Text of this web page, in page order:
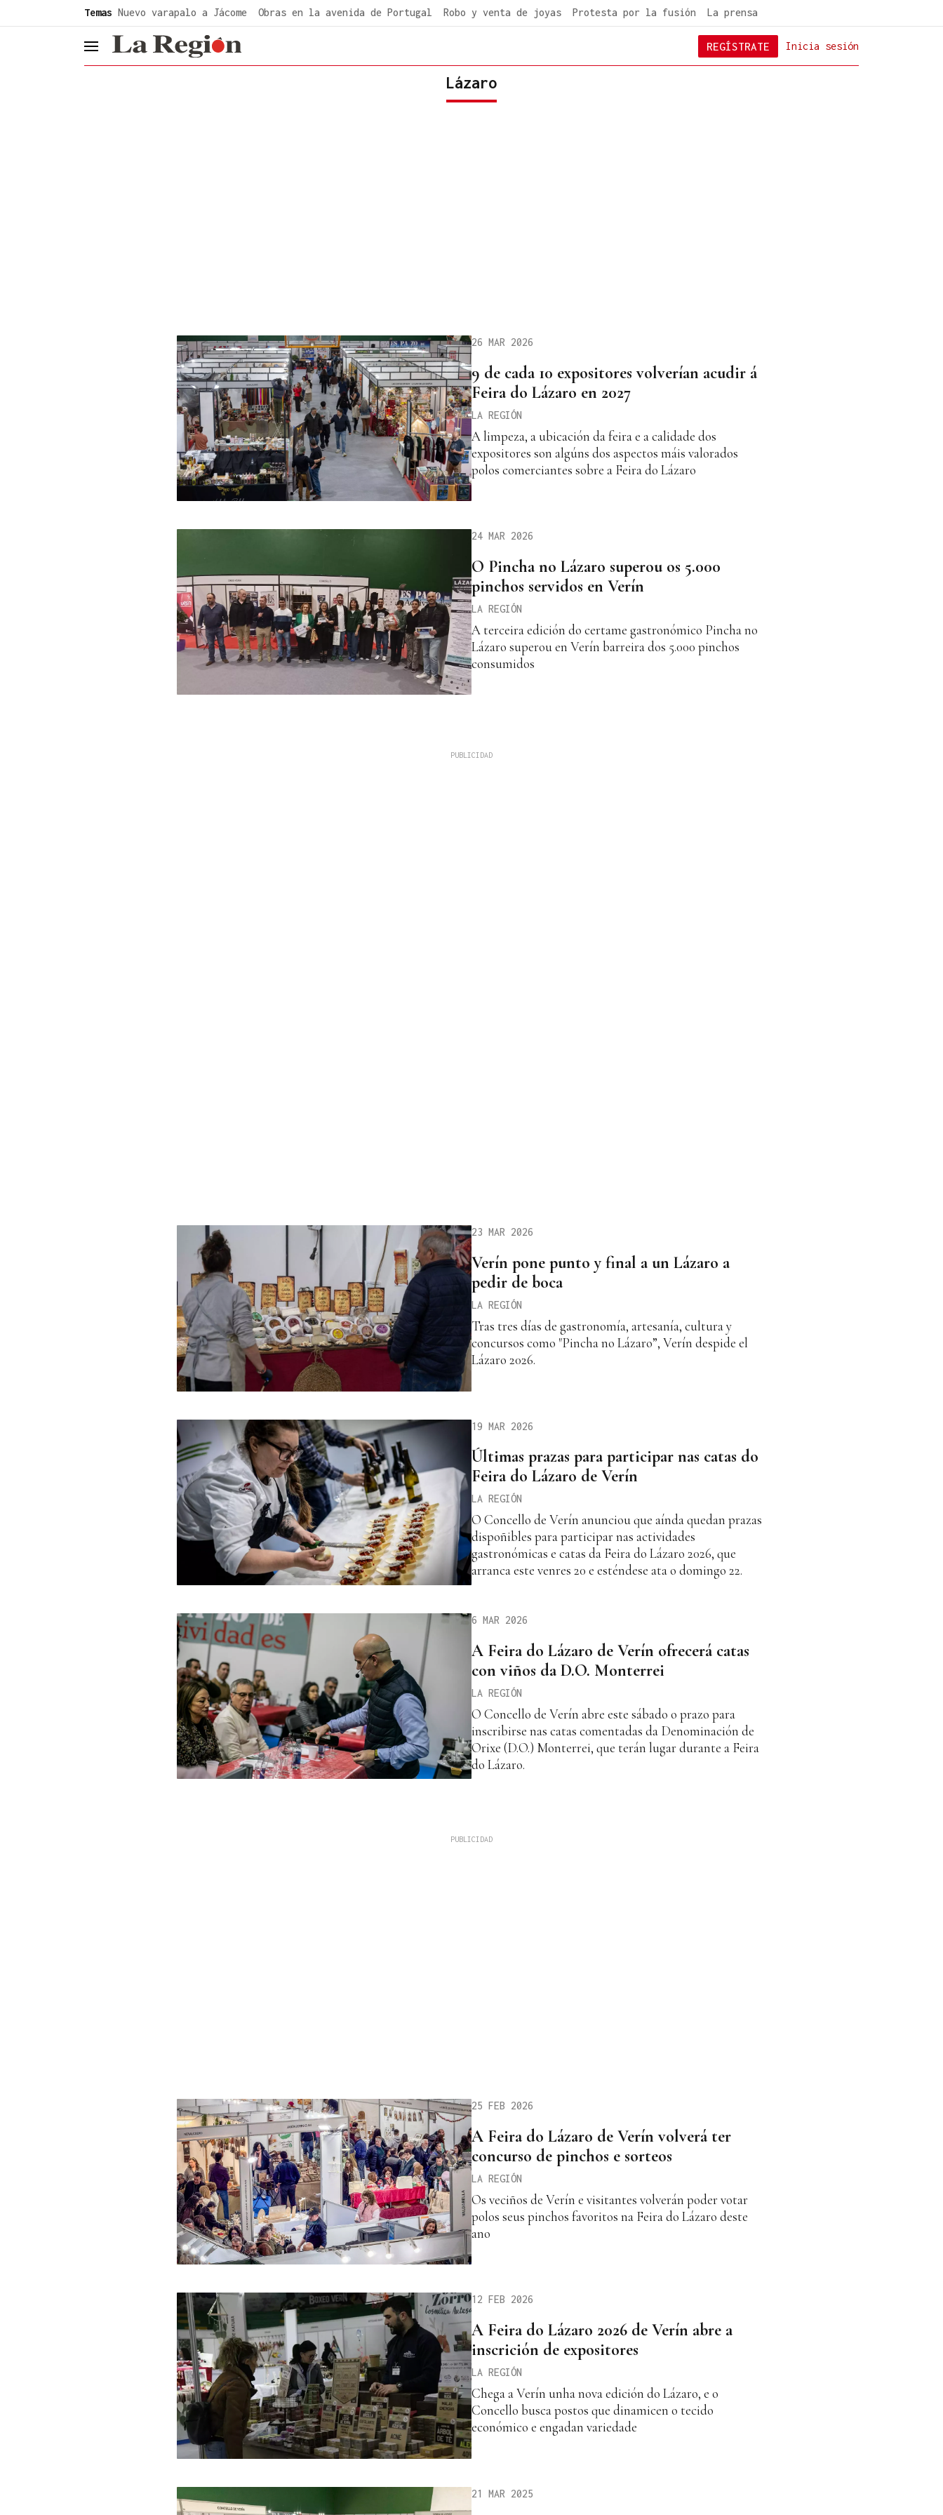
Temas Nuevo varapalo a Jácome Obras en la avenida de Portugal Robo y venta de joyas Protesta por la fusión La prensa
header.menu.open Inicia sesión
REGÍSTRATE
Lázaro
26 MAR 2026
9 de cada 10 expositores volverían acudir á
Feira do Lázaro en 2027
LA REGIÓN
A limpeza, a ubicación da feira e a calidade dos
expositores son algúns dos aspectos máis valorados
polos comerciantes sobre a Feira do Lázaro
24 MAR 2026
O Pincha no Lázaro superou os 5.000
pinchos servidos en Verín
LA REGIÓN
A terceira edición do certame gastronómico Pincha no
Lázaro superou en Verín barreira dos 5.000 pinchos
consumidos
23 MAR 2026
Verín pone punto y final a un Lázaro a
pedir de boca
LA REGIÓN
Tras tres días de gastronomía, artesanía, cultura y
concursos como "Pincha no Lázaro”, Verín despide el
Lázaro 2026.
19 MAR 2026
Últimas prazas para participar nas catas do
Feira do Lázaro de Verín
LA REGIÓN
O Concello de Verín anunciou que aínda quedan prazas
dispoñibles para participar nas actividades
gastronómicas e catas da Feira do Lázaro 2026, que
arranca este venres 20 e esténdese ata o domingo 22.
6 MAR 2026
A Feira do Lázaro de Verín ofrecerá catas
con viños da D.O. Monterrei
LA REGIÓN
O Concello de Verín abre este sábado o prazo para
inscribirse nas catas comentadas da Denominación de
Orixe (D.O.) Monterrei, que terán lugar durante a Feira
do Lázaro.
25 FEB 2026
A Feira do Lázaro de Verín volverá ter
concurso de pinchos e sorteos
LA REGIÓN
Os veciños de Verín e visitantes volverán poder votar
polos seus pinchos favoritos na Feira do Lázaro deste
ano
12 FEB 2026
A Feira do Lázaro 2026 de Verín abre a
inscrición de expositores
LA REGIÓN
Chega a Verín unha nova edición do Lázaro, e o
Concello busca postos que dinamicen o tecido
económico e engadan variedade
21 MAR 2025